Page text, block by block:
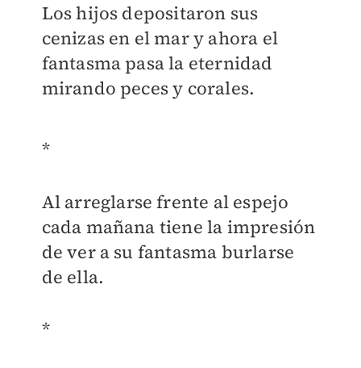
Los hijos depositaron sus
cenizas en el mar y ahora el
fantasma pasa la eternidad
mirando peces y corales.
*
Al arreglarse frente al espejo
cada mañana tiene la impresión
de ver a su fantasma burlarse
de ella.
*